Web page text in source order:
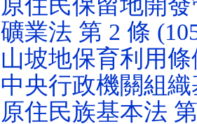
原住民保留地開
礦業法 第 2 條
山坡地保育利用條
中央行政機關組織
原住民族基本法